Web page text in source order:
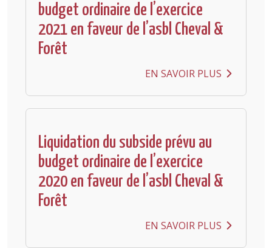
budget ordinaire de l’exercice
2021 en faveur de l’asbl Cheval &
Forêt
EN SAVOIR PLUS
Liquidation du subside prévu au
budget ordinaire de l’exercice
2020 en faveur de l’asbl Cheval &
Forêt
EN SAVOIR PLUS